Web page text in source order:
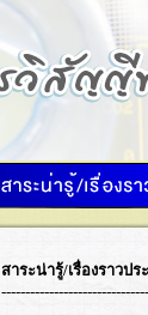
สาระน่ารู้/เรื่องราวปร